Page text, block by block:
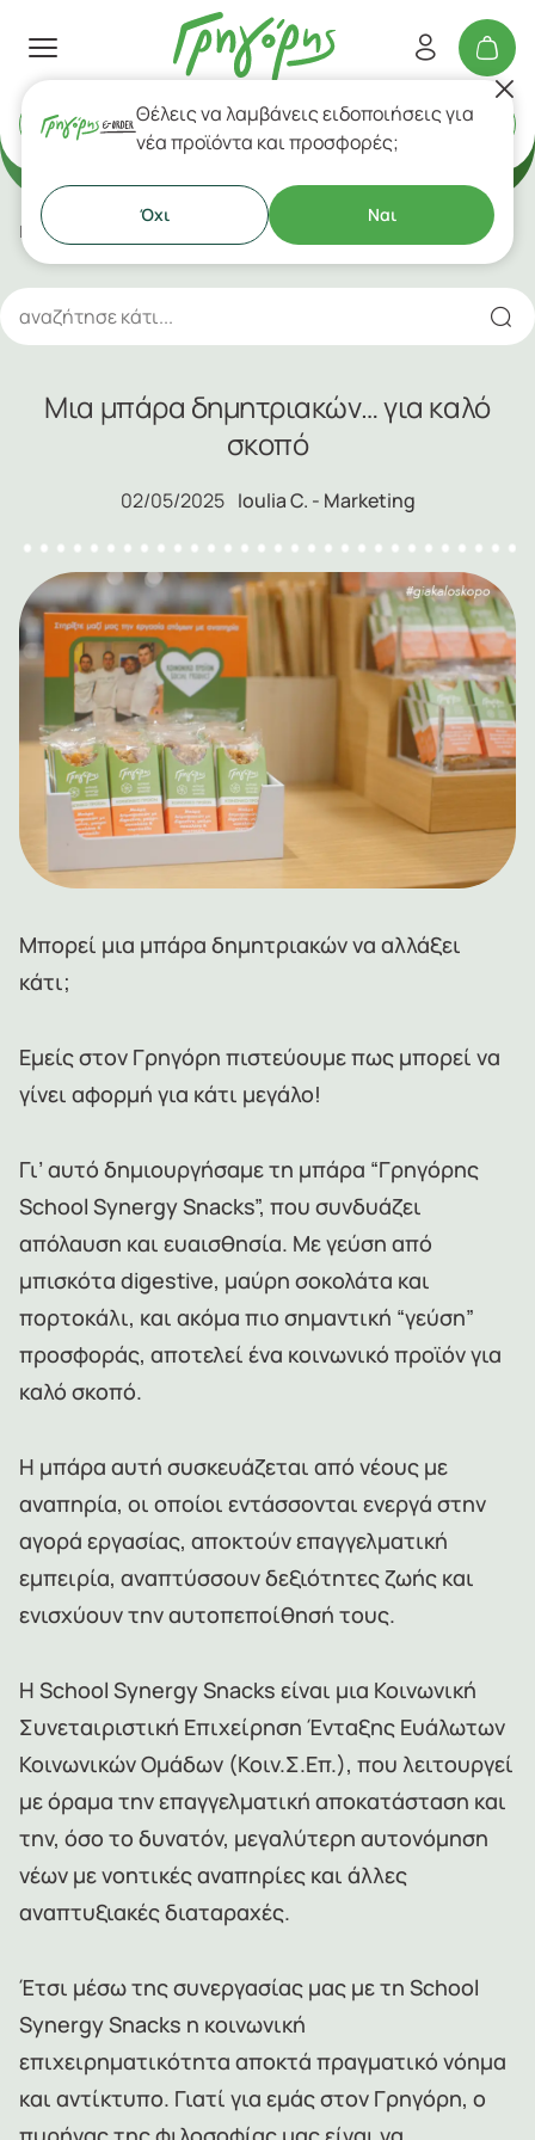
Delivery ή Takeaway
Το Βlog του
Γρηγόρη
Γρηγόρης Blog Μια μπάρα δημητριακών… για καλό σκοπό
Μια μπάρα δημητριακών… για καλό
σκοπό
02/05/2025 Ioulia C. - Marketing
Μπορεί μια μπάρα δημητριακών να αλλάξει
κάτι;
Εμείς στον Γρηγόρη πιστεύουμε πως μπορεί να
γίνει αφορμή για κάτι μεγάλο!
Γι’ αυτό δημιουργήσαμε τη μπάρα “Γρηγόρης
School Synergy Snacks”, που συνδυάζει
απόλαυση και ευαισθησία. Με γεύση από
μπισκότα digestive, μαύρη σοκολάτα και
πορτοκάλι, και ακόμα πιο σημαντική “γεύση”
προσφοράς, αποτελεί ένα κοινωνικό προϊόν για
καλό σκοπό.
Η μπάρα αυτή συσκευάζεται από νέους με
αναπηρία, οι οποίοι εντάσσονται ενεργά στην
αγορά εργασίας, αποκτούν επαγγελματική
εμπειρία, αναπτύσσουν δεξιότητες ζωής και
ενισχύουν την αυτοπεποίθησή τους.
Η School Synergy Snacks είναι μια Κοινωνική
Συνεταιριστική Επιχείρηση Ένταξης Ευάλωτων
Κοινωνικών Ομάδων (Κοιν.Σ.Επ.), που λειτουργεί
με όραμα την επαγγελματική αποκατάσταση και
την, όσο το δυνατόν, μεγαλύτερη αυτονόμηση
νέων με νοητικές αναπηρίες και άλλες
αναπτυξιακές διαταραχές.
Έτσι μέσω της συνεργασίας μας με τη School
Synergy Snacks η κοινωνική
επιχειρηματικότητα αποκτά πραγματικό νόημα
και αντίκτυπο. Γιατί για εμάς στον Γρηγόρη, ο
Θέλεις να λαμβάνεις ειδοποιήσεις για
νέα προϊόντα και προσφορές;
Όχι Ναι